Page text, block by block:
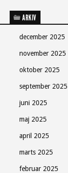
ARKIV
december 2025
november 2025
oktober 2025
september 2025
juni 2025
maj 2025
april 2025
marts 2025
februar 2025